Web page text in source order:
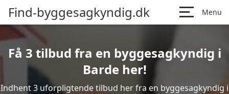
Find-byggesagkyndig.dk Menu
Få 3 tilbud fra en byggesagkyndig i
Barde her!
Indhent 3 uforpligtende tilbud her fra en byggesagkyndig i